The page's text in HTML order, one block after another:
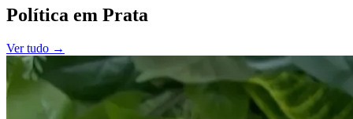
Política em Prata
Ver tudo →